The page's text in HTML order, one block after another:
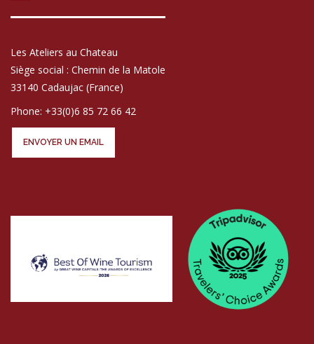
Les Ateliers au Chateau
Siège social : Chemin de la Matole
33140 Cadaujac (France)
Phone: +33(0)6 85 72 66 42
ENVOYER UN EMAIL